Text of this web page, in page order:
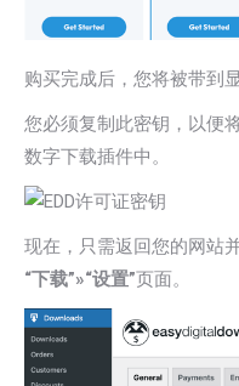
购买完成后，您将被带到
您必须复制此密钥，以便
数字下载插件中。
现在，只需返回您的网站
“下载”»“设置”页面。